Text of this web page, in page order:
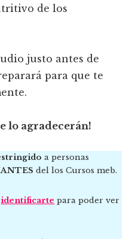
de los
justo antes de
para que te
lo agradecerán!
a personas
del los Cursos meb.
identificarte para poder ver